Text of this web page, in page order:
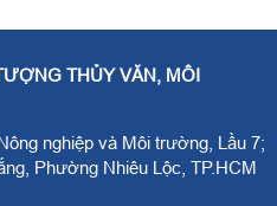
THỦY VĂN, MÔI
nghiệp và Môi trường, Lầu 7;
Phường Nhiêu Lộc, TP.HCM